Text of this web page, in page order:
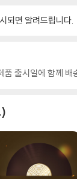
되면 알려드립니다.
품 출시일에 함께